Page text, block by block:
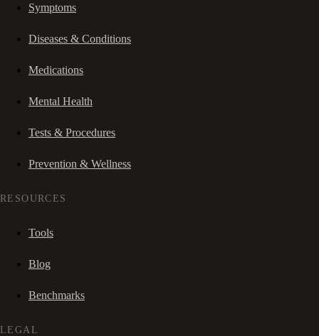
Symptoms
Diseases & Conditions
Medications
Mental Health
Tests & Procedures
Prevention & Wellness
RESOURCES
Tools
Blog
Benchmarks
LEGAL